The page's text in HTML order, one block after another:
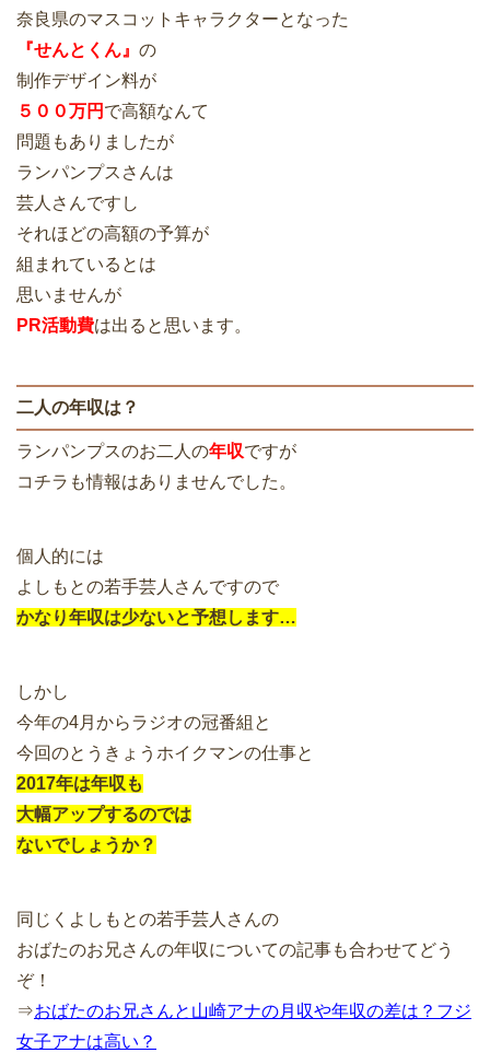
奈良県のマスコットキャラクターとなった
『せんとくん』 の
制作デザイン料が
５００万円 で高額なんて
問題もありましたが
ランパンプスさんは
芸人さんですし
それほどの高額の予算が
組まれているとは
思いませんが
PR活動費は出ると思います。
二人の年収は？
ランパンプスのお二人の年収ですが
コチラも情報はありませんでした。
個人的には
よしもとの若手芸人さんですので
かなり年収は少ないと予想します…
しかし
今年の4月からラジオの冠番組と
今回のとうきょうホイクマンの仕事と
2017年は年収も
大幅アップするのでは
ないでしょうか？
同じくよしもとの若手芸人さんの
おばたのお兄さんの年収についての記事も合わせてどう
ぞ！
⇒おばたのお兄さんと山崎アナの月収や年収の差は？フジ
女子アナは高い？